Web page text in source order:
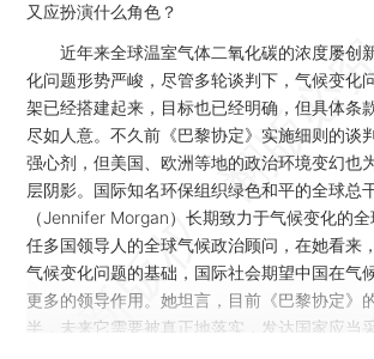
又应扮演什么角色？
近年来全球温室气体二氧化碳的浓度屡创
化问题形势严峻，尽管多轮谈判下，气候变化
架已经搭建起来，目标也已经明确，但具体条
尽如人意。不久前《巴黎协定》实施细则的谈
强心剂，但美国、欧洲等地的政治环境变幻也
层阴影。国际知名环保组织绿色和平的全球总
（Jennifer Morgan）长期致力于气候变化的
任多国领导人的全球气候政治顾问，在她看来
气候变化问题的基础，国际社会期望中国在气
更多的领导作用。她坦言，目前《巴黎协定》
半，未来它需要被真正地落实，发达国家应当